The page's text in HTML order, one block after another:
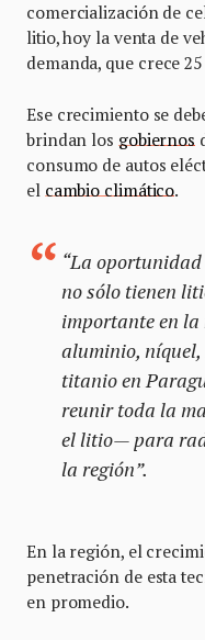
comercialización de
litio, hoy la venta de
demanda, que crece
Ese crecimiento se
brindan los gobiernos
consumo de autos
el cambio climático.
“La
no sólo tienen
importante en
aluminio,
titanio en
reunir toda la
el litio— para
la región”.
En la región, el
penetración de esta
en promedio.